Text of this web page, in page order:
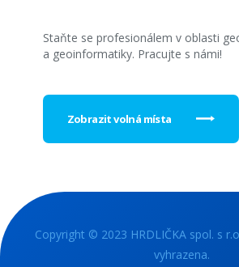
Staňte se profesionálem v oblasti
a geoinformatiky. Pracujte s námi!
Zobrazit volná místa
Copyright © 2023 HRDLIČKA spol. s
vyhrazena.